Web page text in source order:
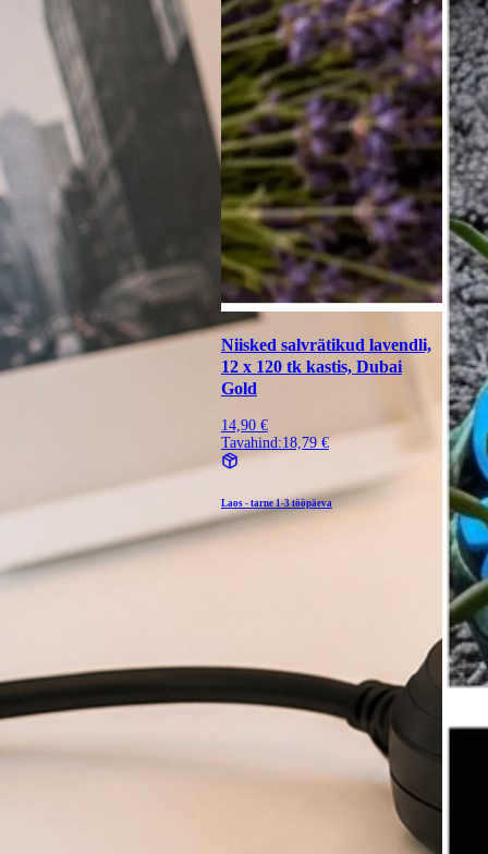
Niisked salvrätikud lavendli,
12 x 120 tk kastis, Dubai
Gold
14,90 €
Tavahind:18,79 €
Laos - tarne1-3 tööpäeva